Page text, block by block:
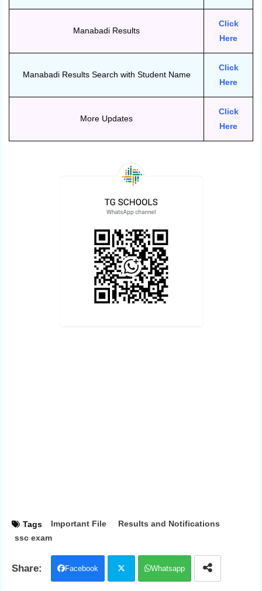
Manabadi Results
Click
Here
Manabadi Results Search with Student Name
Click
Here
More Updates
Click
Here
Tags Important File
Results and Notifications
ssc exam
Facebook Whatsapp